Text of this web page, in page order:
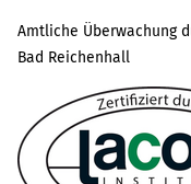
Amtliche Überwachung
Bad Reichenhall